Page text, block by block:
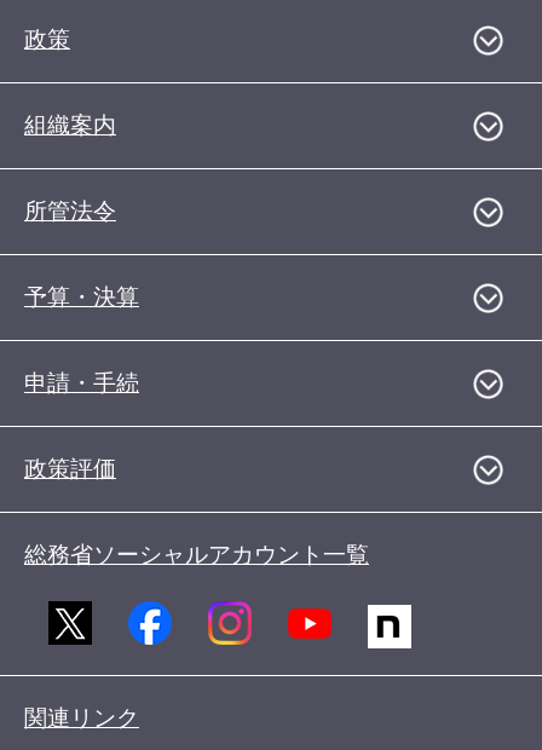
政策
組織案内
所管法令
予算・決算
申請・手続
政策評価
総務省ソーシャルアカウント一覧
関連リンク